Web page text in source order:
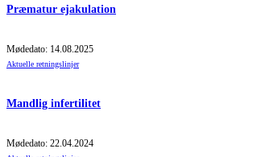
Præmatur ejakulation
Mødedato: 14.08.2025
Aktuelle retningslinjer
Mandlig infertilitet
Mødedato: 22.04.2024